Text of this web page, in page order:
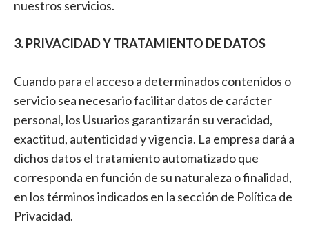
nuestros servicios.
3. PRIVACIDAD Y TRATAMIENTO DE DATOS
Cuando para el acceso a determinados contenidos o
servicio sea necesario facilitar datos de carácter
personal, los Usuarios garantizarán su veracidad,
exactitud, autenticidad y vigencia. La empresa dará a
dichos datos el tratamiento automatizado que
corresponda en función de su naturaleza o finalidad,
en los términos indicados en la sección de Política de
Privacidad.